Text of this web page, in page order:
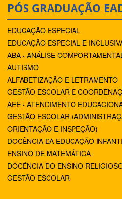
PÓS GRADUAÇÃO
EDUCAÇÃO ESPECIAL
EDUCAÇÃO ESPECIAL E
ABA - ANÁLISE
AUTISMO
ALFABETIZAÇÃO E LETRAMENTO
GESTÃO ESCOLAR E
AEE - ATENDIMENTO
GESTÃO ESCOLAR
ORIENTAÇÃO E INSPEÇÃO)
DOCÊNCIA DA EDUCAÇÃO
ENSINO DE MATEMÁTICA
DOCÊNCIA DO ENSINO
GESTÃO ESCOLAR